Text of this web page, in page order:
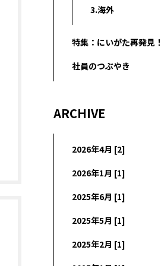
3.海外
特集：にいがた再発見！
社員のつぶやき
ARCHIVE
2026年4月 [2]
2026年1月 [1]
2025年6月 [1]
2025年5月 [1]
2025年2月 [1]